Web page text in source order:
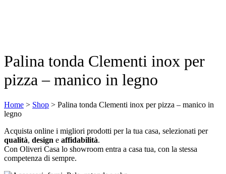
Palina tonda Clementi inox per
pizza – manico in legno
Home > Shop > Palina tonda Clementi inox per pizza – manico in
legno
Acquista online i migliori prodotti per la tua casa, selezionati per
qualità, design e affidabilità.
Con Oliveri Casa lo showroom entra a casa tua, con la stessa
competenza di sempre.